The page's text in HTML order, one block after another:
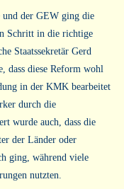
der GEW ging die
Schritt in die richtige
Staatssekretär Gerd
dass diese Reform wohl
in der KMK bearbeitet
durch die
wurde auch, dass die
der Länder oder
ging, während viele
nutzten.